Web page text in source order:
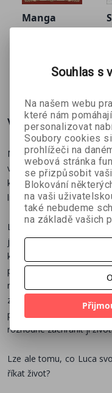
Manga
příběhy
251 Kč 279 Kč
Více o knize
Mladápatoložka Luca
v krvelačném světě, o
kromě neutuchajícího
lidstvo samo –je lepší
Luca pracuje v
jí vztahy příliš
kdy se jí na pitevním
podle rozsáhlých zranění
myslí. Muž se ale
způsobem vysál Lucu do
příběh končí, ale pak
rozhodne zachránit jí
Lze ale tomu, co Luca
říkat život?
Souhlas s
Na našem webu
které nám
personalizovat
Soubory cookies
prohlížeči na
webová stránka
se přizpůsobit
Blokování
na vaši
také nebudeme
na základě vašich